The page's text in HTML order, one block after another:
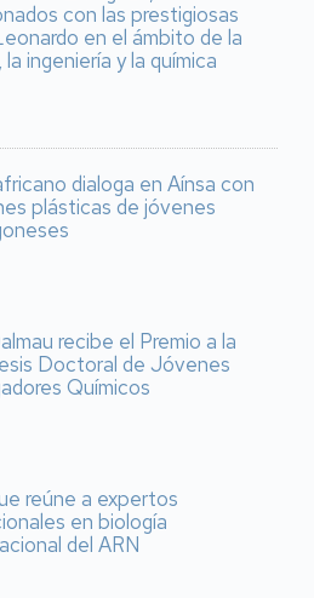
con las prestigiosas
en el ámbito de la
ingeniería y la química
dialoga en Aínsa con
plásticas de jóvenes
recibe el Premio a la
Doctoral de Jóvenes
Químicos
reúne a expertos
en biología
del ARN